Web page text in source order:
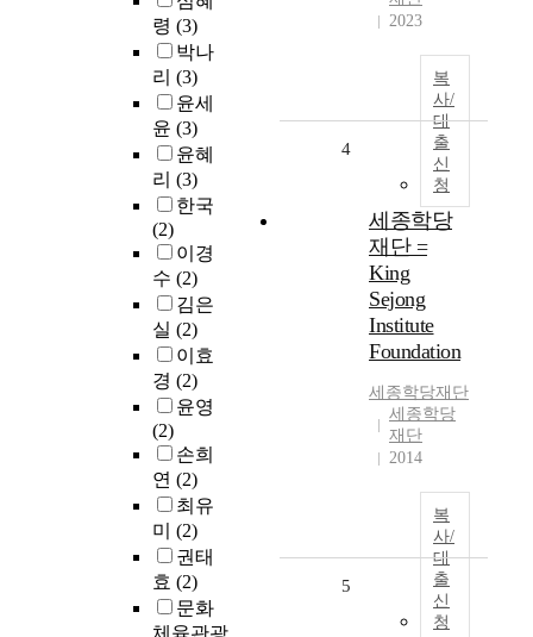
령 (3)
박나
리 (3)
윤세
윤 (3)
윤혜
리 (3)
한국
(2)
이경
수 (2)
김은
실 (2)
이효
경 (2)
윤영
(2)
손희
연 (2)
최유
미 (2)
권태
효 (2)
문화
2023
복
사/
대
출
신
청
4
세종학당
재단 =
King
Sejong
Institute
Foundation
세종학당재단
세종학당
재단
2014
복
사/
대
출
신
청
5